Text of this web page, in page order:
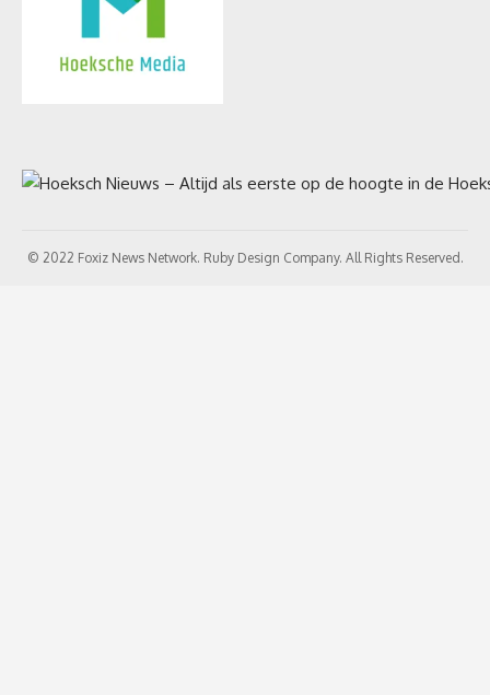
© 2022 Foxiz News Network. Ruby Design Company. All Rights Reserved.